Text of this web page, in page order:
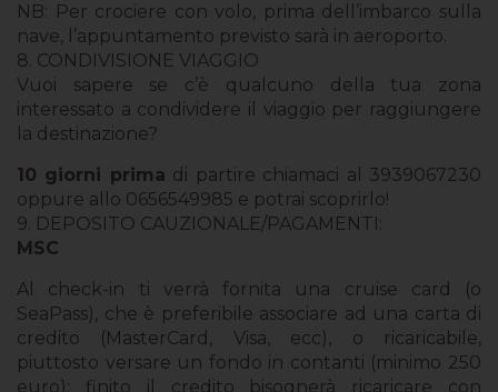
NB: Per crociere con volo, prima dell’imbarco sulla
nave, l’appuntamento previsto sarà in aeroporto.
8. CONDIVISIONE VIAGGIO
Vuoi sapere se c’è qualcuno della tua zona
interessato a condividere il viaggio per raggiungere
la destinazione?
10 giorni prima di partire chiamaci al 3939067230
oppure allo 0656549985 e potrai scoprirlo!
9. DEPOSITO CAUZIONALE/PAGAMENTI:
MSC
Al check-in ti verrà fornita una cruise card (o
SeaPass), che è preferibile associare ad una carta di
credito (MasterCard, Visa, ecc), o ricaricabile,
piuttosto versare un fondo in contanti (minimo 250
euro); finito il credito bisognerà ricaricare con